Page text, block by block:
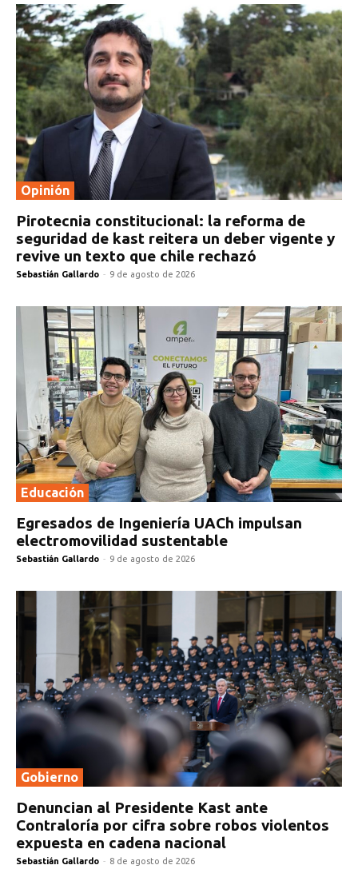
Opinión
Pirotecnia constitucional: la reforma de
seguridad de kast reitera un deber vigente y
revive un texto que chile rechazó
Sebastián Gallardo - 9 de agosto de 2026
Educación
Egresados de Ingeniería UACh impulsan
electromovilidad sustentable
Sebastián Gallardo - 9 de agosto de 2026
Gobierno
Denuncian al Presidente Kast ante
Contraloría por cifra sobre robos violentos
expuesta en cadena nacional
Sebastián Gallardo - 8 de agosto de 2026